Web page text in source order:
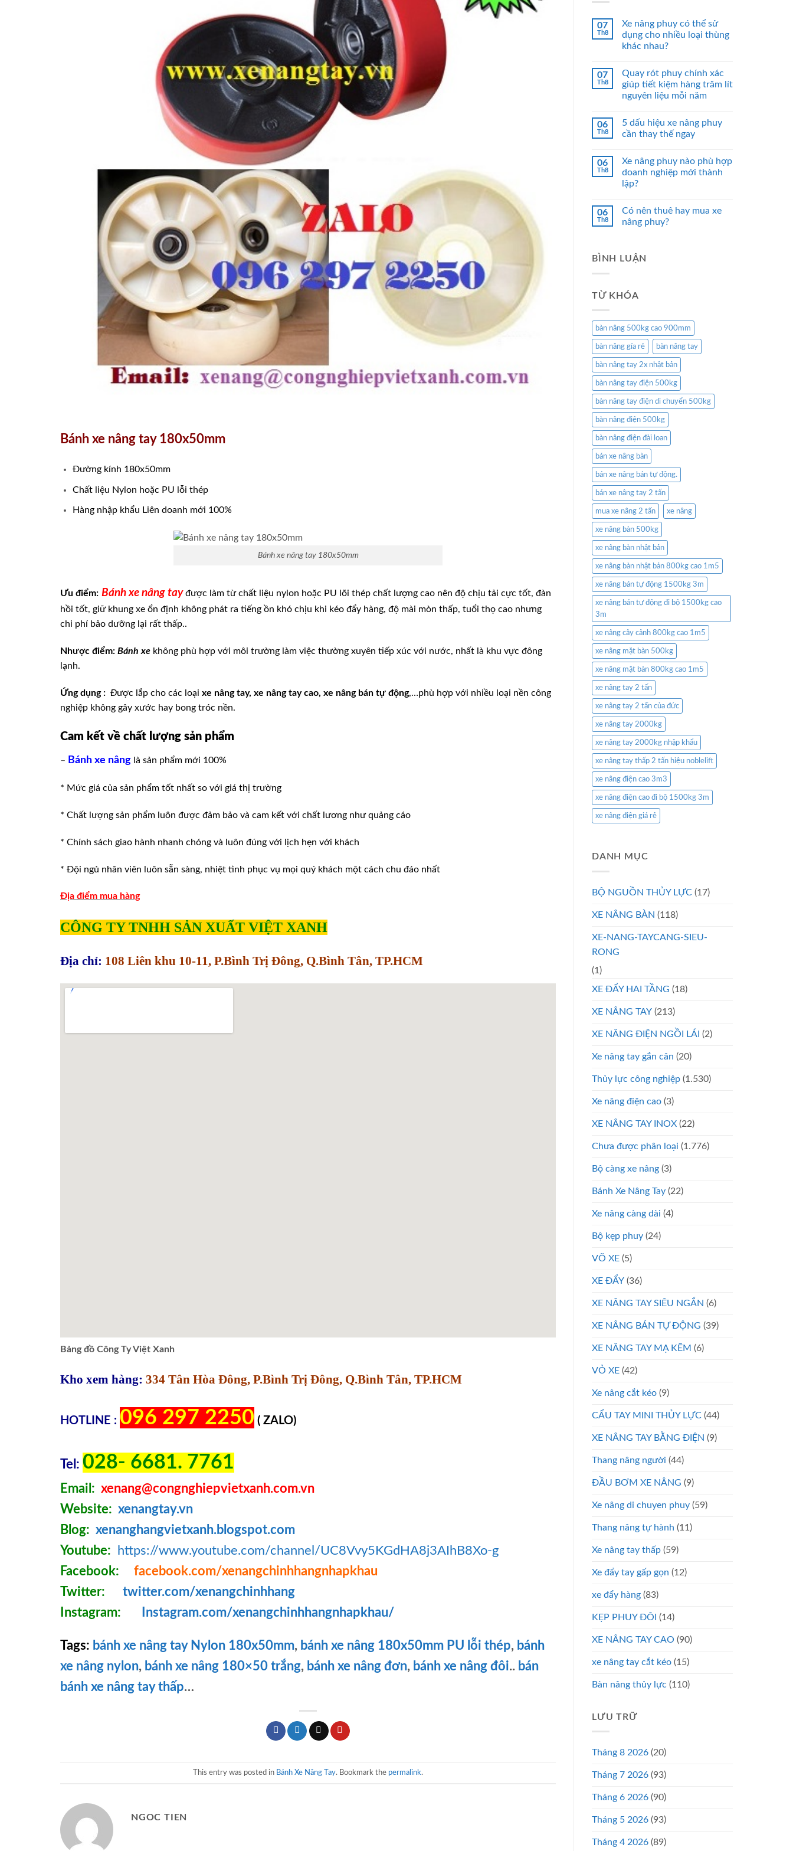
Bánh xe nâng tay 180x50mm
Đường kính 180x50mm
Chất liệu Nylon hoặc PU lỗi thép
Hàng nhập khẩu Liên doanh mới 100%
Bánh xe nâng tay 180x50mm
Ưu điểm: Bánh xe nâng tayđược làm từ chất liệu nylon hoặc PU lõi thép chất lượng cao nên độ chịu tải cực tốt, đàn
hồi tốt, giữ khung xe ổn định không phát ra tiếng ồn khó chịu khi kéo đẩy hàng, độ mài mòn thấp, tuổi thọ cao nhưng
chi phí bảo dưỡng lại rất thấp..
Nhược điểm: Bánh xe không phù hợp với môi trường làm việc thường xuyên tiếp xúc với nước, nhất là khu vực đông
lạnh.
Ứng dụng : Được lắp cho các loại xe nâng tay, xe nâng tay cao, xe nâng bán tự động,…phù hợp với nhiều loại nền công
nghiệp không gây xước hay bong tróc nền.
Cam kết về chất lượng sản phẩm
– Bánh xe nâng là sản phẩm mới 100%
* Mức giá của sản phẩm tốt nhất so với giá thị trường
* Chất lượng sản phẩm luôn được đảm bảo và cam kết với chất lương như quảng cáo
* Chính sách giao hành nhanh chóng và luôn đúng với lịch hẹn với khách
* Đội ngủ nhân viên luôn sẵn sàng, nhiệt tình phục vụ mọi quý khách một cách chu đáo nhất
Địa điểm mua hàng
CÔNG TY TNHH SẢN XUẤT VIỆT XANH
Địa chỉ: 108 Liên khu 10-11, P.Bình Trị Đông, Q.Bình Tân, TP.HCM
Bảng đồ Công Ty Việt Xanh
Kho xem hàng: 334 Tân Hòa Đông, P.Bình Trị Đông, Q.Bình Tân, TP.HCM
HOTLINE : 096 297 2250 ( ZALO)
Tel: 028- 6681. 7761
Email: xenang@congnghiepvietxanh.com.vn
Website: xenangtay.vn
Blog: xenanghangvietxanh.blogspot.com
Youtube:
https://www.youtube.com/channel/UC8Vvy5KGdHA8j3AIhB8Xo-g
Facebook:
facebook.com/xenangchinhhangnhapkhau
Twitter:
twitter.com/xenangchinhhang
Instagram:
Instagram.com/xenangchinhhangnhapkhau/
Tags: bánh xe nâng tay Nylon 180x50mm, bánh xe nâng 180x50mm PU lỗi thép, bánh
xe nâng nylon, bánh xe nâng 180×50 trắng, bánh xe nâng đơn, bánh xe nâng đôi.. bán
bánh xe nâng tay thấp…
This entry was posted in Bánh Xe Nâng Tay. Bookmark the permalink.
NGOC TIEN
07
Th8
Xe nâng phuy có thể sử
dụng cho nhiều loại thùng
khác nhau?
07
Th8
Quay rót phuy chính xác
giúp tiết kiệm hàng trăm lít
nguyên liệu mỗi năm
06
Th8
5 dấu hiệu xe nâng phuy
cần thay thế ngay
06
Th8
Xe nâng phuy nào phù hợp
doanh nghiệp mới thành
lập?
06
Th8
Có nên thuê hay mua xe
nâng phuy?
BÌNH LUẬN
TỪ KHÓA
bàn nâng 500kg cao 900mm
bàn nâng gía rẻ bàn nâng tay
bàn nâng tay 2x nhật bản
bàn nâng tay điện 500kg
bàn nâng tay điện di chuyển 500kg
bàn nâng điện 500kg
bàn nâng điện đài loan
bán xe nâng bàn
bán xe nâng bán tự động.
bán xe nâng tay 2 tấn
mua xe nâng 2 tấn xe nâng
xe nâng bàn 500kg
xe nâng bàn nhật bản
xe nâng bàn nhật bản 800kg cao 1m5
xe nâng bán tự động 1500kg 3m
xe nâng bán tự động đi bộ 1500kg cao
3m
xe nâng cây cảnh 800kg cao 1m5
xe nâng mặt bàn 500kg
xe nâng mặt bàn 800kg cao 1m5
xe nâng tay 2 tấn
xe nâng tay 2 tấn của đức
xe nâng tay 2000kg
xe nâng tay 2000kg nhập khẩu
xe nâng tay thấp 2 tấn hiệu noblelift
xe nâng điện cao 3m3
xe nâng điện cao đi bộ 1500kg 3m
xe nâng điện giá rẻ
DANH MỤC
BỘ NGUỒN THỦY LỰC (17)
XE NÂNG BÀN (118)
XE-NANG-TAYCANG-SIEU-
RONG
(1)
XE ĐẨY HAI TẦNG (18)
XE NÂNG TAY (213)
XE NÂNG ĐIỆN NGỒI LÁI (2)
Xe nâng tay gắn cân (20)
Thủy lực công nghiệp (1.530)
Xe nâng điện cao (3)
XE NÂNG TAY INOX (22)
Chưa được phân loại (1.776)
Bộ càng xe nâng (3)
Bánh Xe Nâng Tay (22)
Xe nâng càng dài (4)
Bộ kẹp phuy (24)
VÕ XE (5)
XE ĐẨY (36)
XE NÂNG TAY SIÊU NGẮN (6)
XE NÂNG BÁN TỰ ĐỘNG (39)
XE NÂNG TAY MẠ KẼM (6)
VỎ XE (42)
Xe nâng cắt kéo (9)
CẨU TAY MINI THỦY LỰC (44)
XE NÂNG TAY BẰNG ĐIỆN (9)
Thang nâng người (44)
ĐẦU BƠM XE NÂNG (9)
Xe nâng di chuyen phuy (59)
Thang nâng tự hành (11)
Xe nâng tay thấp (59)
Xe đẩy tay gấp gọn (12)
xe đẩy hàng (83)
KẸP PHUY ĐÔI (14)
XE NÂNG TAY CAO (90)
xe nâng tay cắt kéo (15)
Bàn nâng thủy lực (110)
LƯU TRỮ
Tháng 8 2026 (20)
Tháng 7 2026 (93)
Tháng 6 2026 (90)
Tháng 5 2026 (93)
Tháng 4 2026 (89)